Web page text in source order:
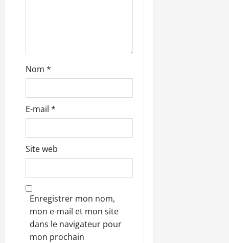
c
l
e
Nom *
E-mail *
Site web
Enregistrer mon nom,
mon e-mail et mon site
dans le navigateur pour
mon prochain